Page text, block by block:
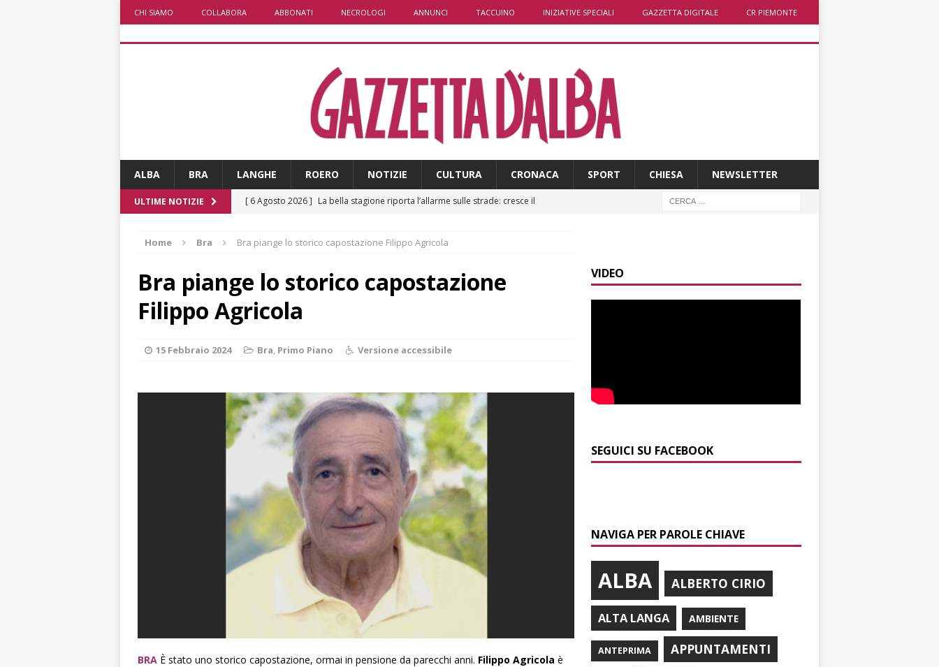
CHI SIAMO COLLABORA ABBONATI NECROLOGI ANNUNCI TACCUINO INIZIATIVE SPECIALI GAZZETTA DIGITALE CR PIEMONTE
ALBA BRA LANGHE ROERO NOTIZIE CULTURA CRONACA SPORT CHIESA NEWSLETTER
ULTIME NOTIZIE [ 6 Agosto 2026 ] La bella stagione riporta l’allarme sulle strade: cresce il
[ 6 Agosto 2026 ] Piemonte punta sull’automotive con le Aree di Accelerazione
ALTRE NOTIZIE
Dimissioni in Consiglio comunale ad Alba, Galeasso lascia:
«Nessun conflitto d’interessi»
ITINERARI / In gita a Infini.To, il sorprendente museo e
[ 6 Agosto 2026 ] Incendio a Valdieri, trasferiti per precauzione gli scout
dell’Alba 7
ALBA
[ 6 Agosto 2026 ]
Palio di Asti, Andrea Calamassi confermato mossiere per
l’edizione 2026
ALTRE NOTIZIE
[ 6 Agosto 2026 ]
Nidi comunali: coinvolti 77 Comuni piemontesi, dalla Regione
1,5 milioni di euro per ampliare gli orari dei servizi a parità di tariffa
[ 6 Agosto 2026 ]
Vezza d’Alba, finisce con l’auto sullo spartitraffico della
rotonda: giovane in ospedale
CRONACA
Home Bra Bra piange lo storico capostazione Filippo Agricola
Bra piange lo storico capostazione
Filippo Agricola
15 Febbraio 2024 Bra, Primo Piano Versione accessibile
BRA È stato uno storico capostazione, ormai in pensione da parecchi anni. Filippo Agricola è
VIDEO
SEGUICI SU FACEBOOK
NAVIGA PER PAROLE CHIAVE
ALBA ALBERTO CIRIO
ALTA LANGA AMBIENTE
ANTEPRIMA
APPUNTAMENTI